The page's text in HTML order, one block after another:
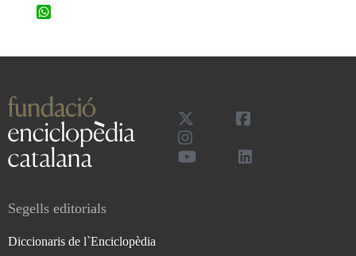
Segells editorials
Diccionaris de l`Enciclopèdia